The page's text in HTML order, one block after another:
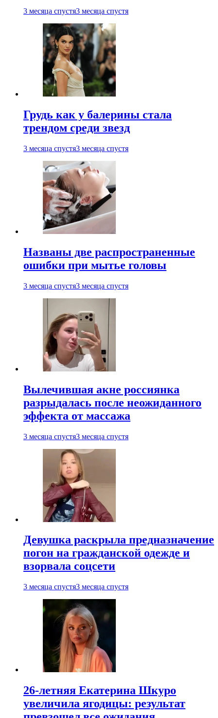
3 месяца спустя3 месяца спустя
Грудь как у балерины стала
трендом среди звезд
3 месяца спустя3 месяца спустя
Названы две распространенные
ошибки при мытье головы
3 месяца спустя3 месяца спустя
Вылечившая акне россиянка
разрыдалась после неожиданного
эффекта от массажа
3 месяца спустя3 месяца спустя
Девушка раскрыла предназначение
погон на гражданской одежде и
взорвала соцсети
3 месяца спустя3 месяца спустя
26-летняя Екатерина Шкуро
увеличила ягодицы: результат